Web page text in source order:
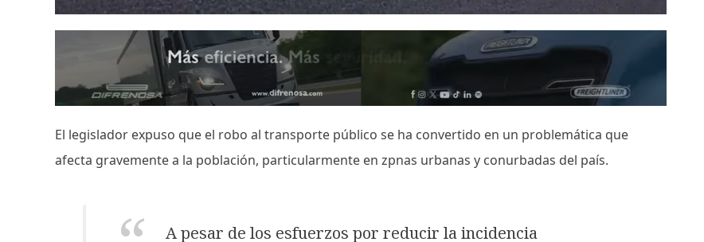
El legislador expuso que el robo al transporte público se ha convertido en un problemática que
afecta gravemente a la población, particularmente en zpnas urbanas y conurbadas del país.
A pesar de los esfuerzos por reducir la incidencia